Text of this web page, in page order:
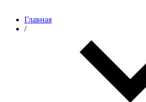
Главная
/